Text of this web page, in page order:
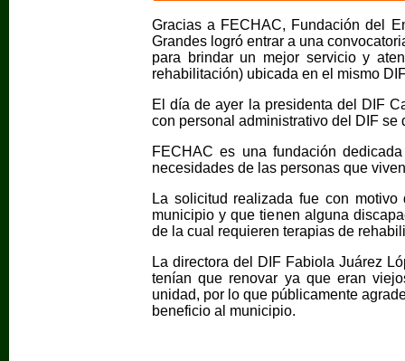
Gracias a FECHAC, Fundación del
Grandes logró entrar a una
para brindar un mejor servicio y
rehabilitación) ubicada en el mismo
El día de ayer la presidenta del DIF
con personal administrativo del DIF
FECHAC es una fundación
necesidades de las personas que
La solicitud realizada fue con
municipio y que tienen alguna
de la cual requieren terapias de
La directora del DIF Fabiola Juárez
tenían que renovar ya que eran
unidad, por lo que públicamente
beneficio al municipio.